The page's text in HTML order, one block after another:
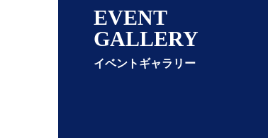
EVENT
GALLERY
イベントギャラリー